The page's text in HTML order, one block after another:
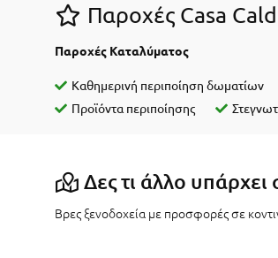
Παροχές Casa
Παροχές Καταλύματος
Καθημερινή περιποίηση δωματίων
Προϊόντα περιποίησης
Δες τι άλλο υπάρχει
Βρες ξενοδοχεία με προσφορές σε